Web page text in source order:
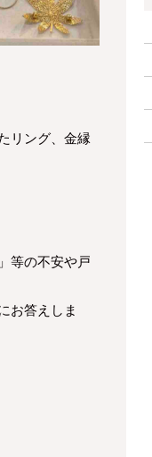
リング、金縁
等の不安や戸
お答えしま